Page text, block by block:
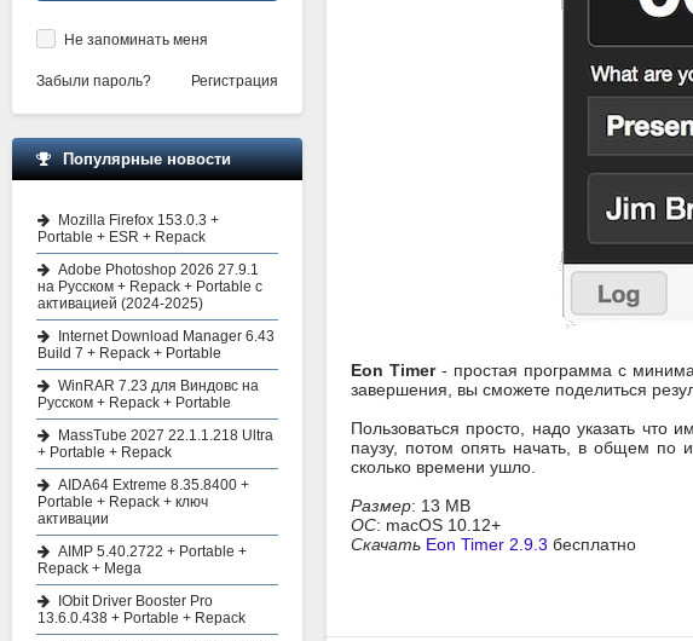
Eon Timer- простая программа с
завершения, вы сможете поделиться
Пользоваться просто, надо указать что
паузу, потом опять начать, в общем по
сколько времени ушло.
Размер: 13 MB
ОС: macOS 10.12+
Скачать Eon Timer 2.9.3 бесплатно
Не запоминать меня
Забыли пароль? Регистрация
Популярные новости
Mozilla Firefox 153.0.3 +
Portable + ESR + Repack
Adobe Photoshop 2026 27.9.1
на Русском + Repack + Portable с
активацией (2024-2025)
Internet Download Manager 6.43
Build 7 + Repack + Portable
WinRAR 7.23 для Виндовс на
Русском + Repack + Portable
MassTube 2027 22.1.1.218 Ultra
+ Portable + Repack
AIDA64 Extreme 8.35.8400 +
Portable + Repack + ключ
активации
AIMP 5.40.2722 + Portable +
Repack + Mega
IObit Driver Booster Pro
13.6.0.438 + Portable + Repack